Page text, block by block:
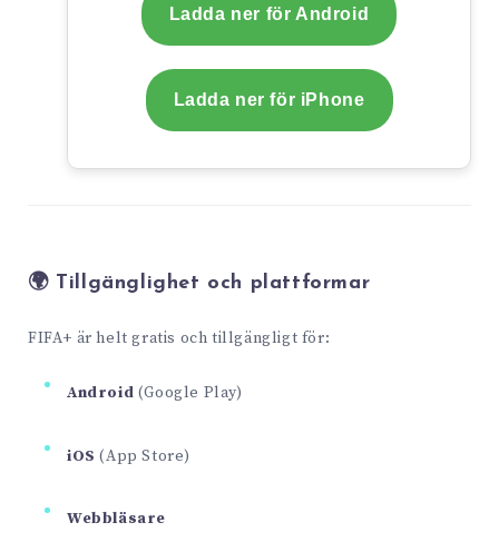
Ladda ner för Android
Ladda ner för iPhone
🌍 Tillgänglighet och plattformar
FIFA+ är helt gratis och tillgängligt för:
Android (Google Play)
iOS (App Store)
Webbläsare